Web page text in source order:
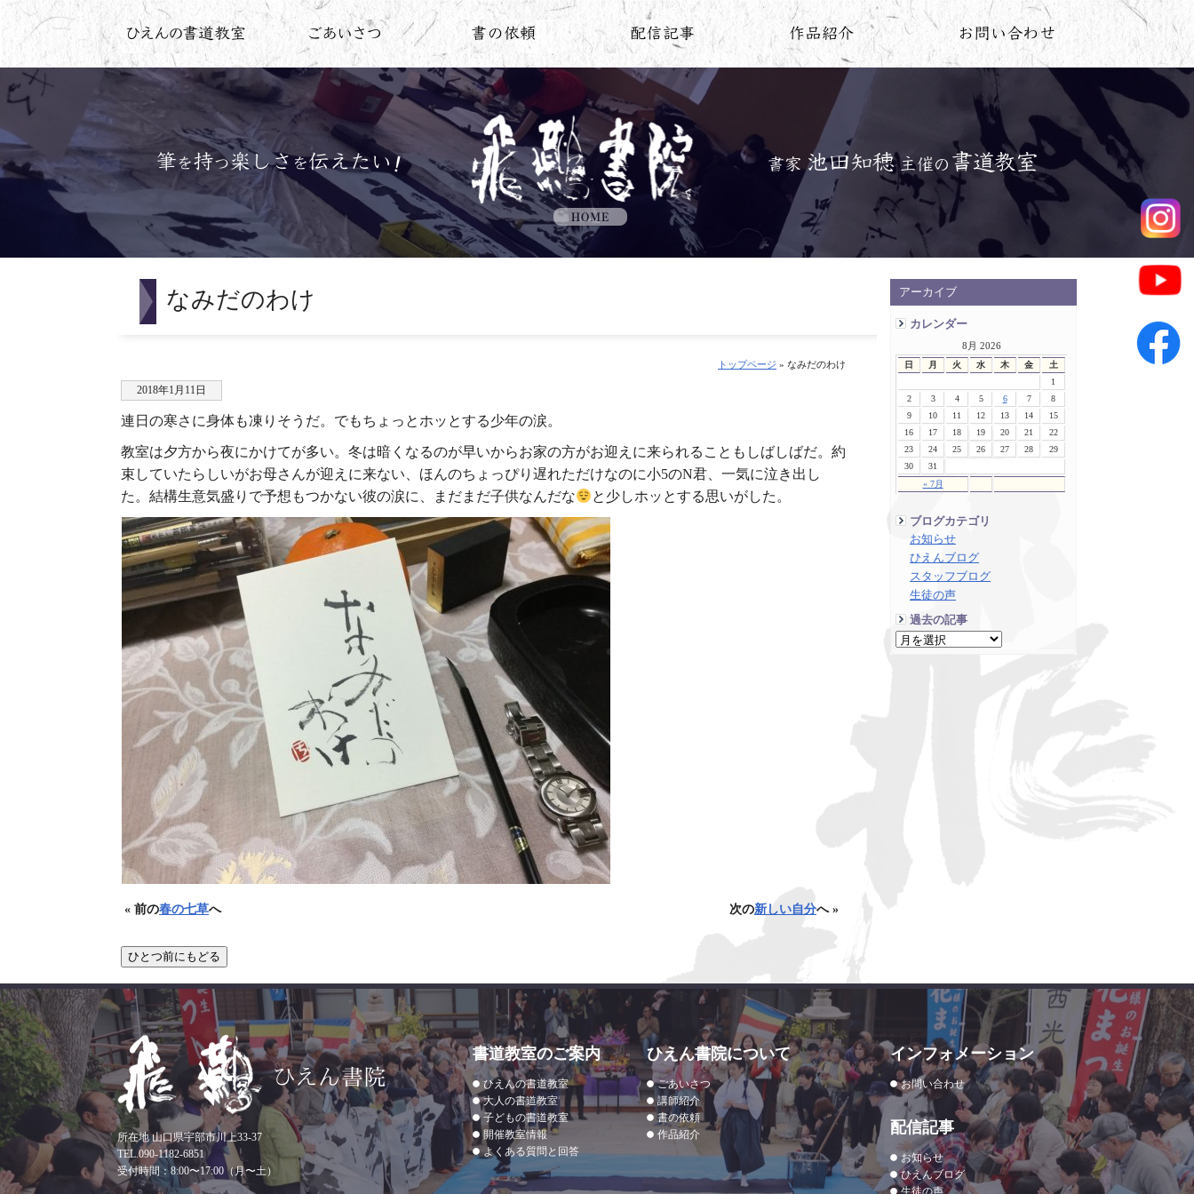
アーカイブ
カレンダー
8月 2026
日 月 火 水 木 金 土
« 7月
1
2
3 4 5 6 7
8
9
10 11 12 13 14
15
16
17 18 19 20 21
22
23
24 25 26 27 28
29
30
31
ブログカテゴリ
お知らせ
ひえんブログ
スタッフブログ
生徒の声
過去の記事
なみだのわけ
トップページ » なみだのわけ
2018年1月11日
連日の寒さに身体も凍りそうだ。でもちょっとホッとする少年の涙。
教室は夕方から夜にかけてが多い。冬は暗くなるのが早いからお家の方がお迎えに来られることもしばしばだ。約
束していたらしいがお母さんが迎えに来ない、ほんのちょっぴり遅れただけなのに小5のN君、一気に泣き出し
た。結構生意気盛りで予想もつかない彼の涙に、まだまだ子供なんだな
と少しホッとする思いがした。
« 前の春の七草へ 次の新しい自分へ »
所在地 山口県宇部市川上33-37
TEL.090-1182-6851
受付時間：8:00〜17:00（月〜土）
書道教室のご案内
ひえんの書道教室
大人の書道教室
子どもの書道教室
開催教室情報
よくある質問と回答
ひえん書院について
ごあいさつ
講師紹介
書の依頼
作品紹介
インフォメーション
お問い合わせ
配信記事
お知らせ
ひえんブログ
生徒の声